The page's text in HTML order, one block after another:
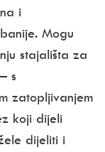
i
Mogu
stajališta za
s
zatopljivanjem
koji dijeli
dijeliti i